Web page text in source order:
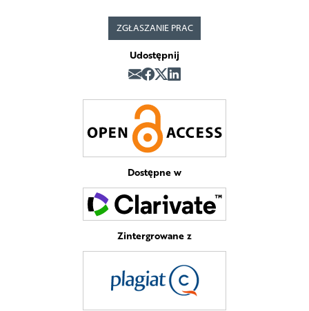
ZGŁASZANIE PRAC
Udostępnij
Dostępne w
Zintergrowane z